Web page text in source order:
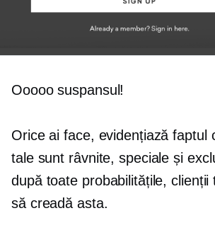
Ooooo suspansul!
Orice ai face, evidențiază faptul
tale sunt râvnite, speciale și
după toate probabilitățile, clienții
să creadă asta.